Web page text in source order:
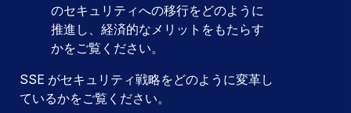
のセキュリティへの移行をどのように
推進し、経済的なメリットをもたらす
かをご覧ください。
SSE がセキュリティ戦略をどのように変革し
ているかをご覧ください。